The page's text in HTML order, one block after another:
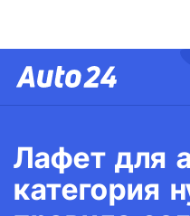
Лафет для
категория